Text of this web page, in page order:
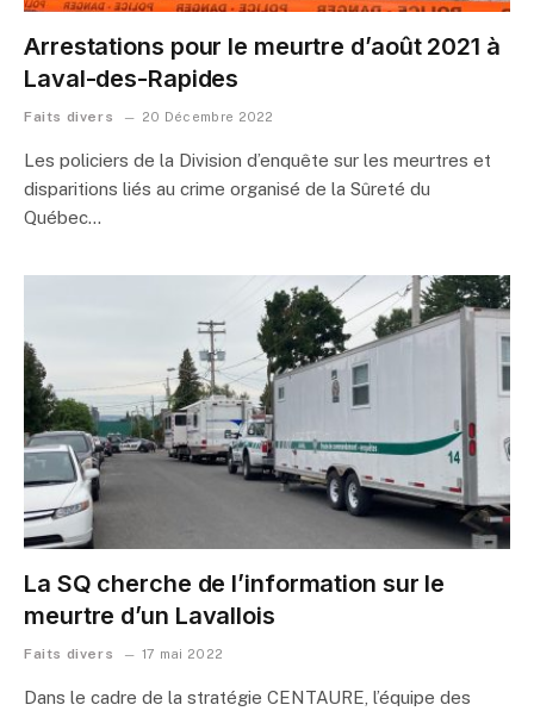
Arrestations pour le meurtre d’août 2021 à
Laval-des-Rapides
Faits divers 20 Décembre 2022
Les policiers de la Division d’enquête sur les meurtres et
disparitions liés au crime organisé de la Sûreté du
Québec…
La SQ cherche de l’information sur le
meurtre d’un Lavallois
Faits divers 17 mai 2022
Dans le cadre de la stratégie CENTAURE, l’équipe des